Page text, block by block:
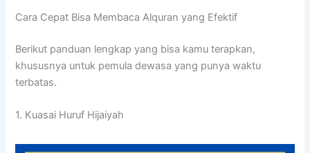
Cara Cepat Bisa Membaca Alquran yang Efektif
Berikut panduan lengkap yang bisa kamu terapkan,
khususnya untuk pemula dewasa yang punya waktu
terbatas.
1. Kuasai Huruf Hijaiyah